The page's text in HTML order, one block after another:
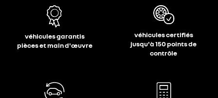
véhicules garantis
pièces et main d'œuvre
véhicules certifiés
jusqu'à 150 points de
contrôle